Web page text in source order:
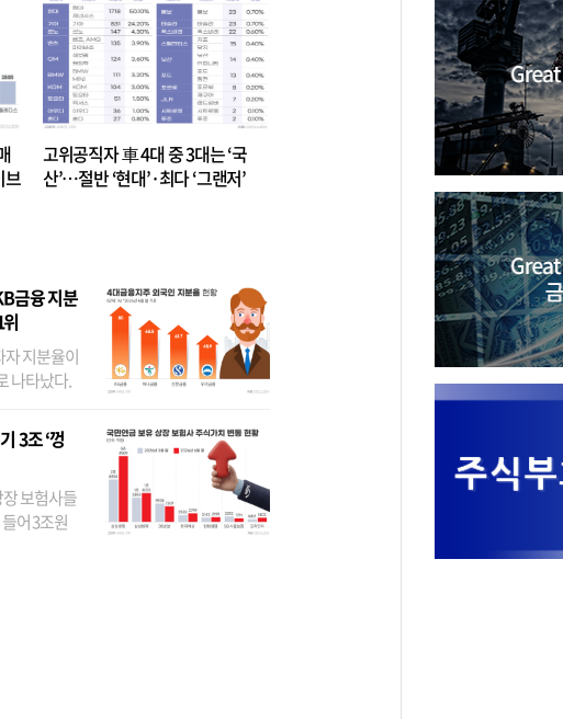
브
고위공직자 車 4대 중 3대는 ‘국
산’…절반 ‘현대’·최다 ‘그랜저’
금융 지분
자 지분율이
나타났다.
기준 해외
3조 ‘껑
보험사들
어 3조원